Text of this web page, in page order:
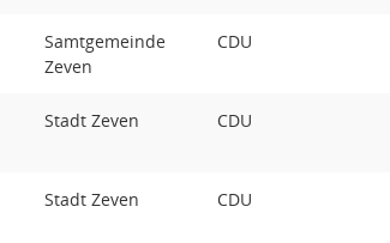
Samtgemeinde
Zeven
CDU
Stadt Zeven CDU
Stadt Zeven CDU